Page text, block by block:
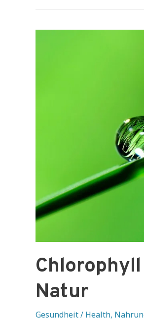
Natur
Gesundheit / Health,